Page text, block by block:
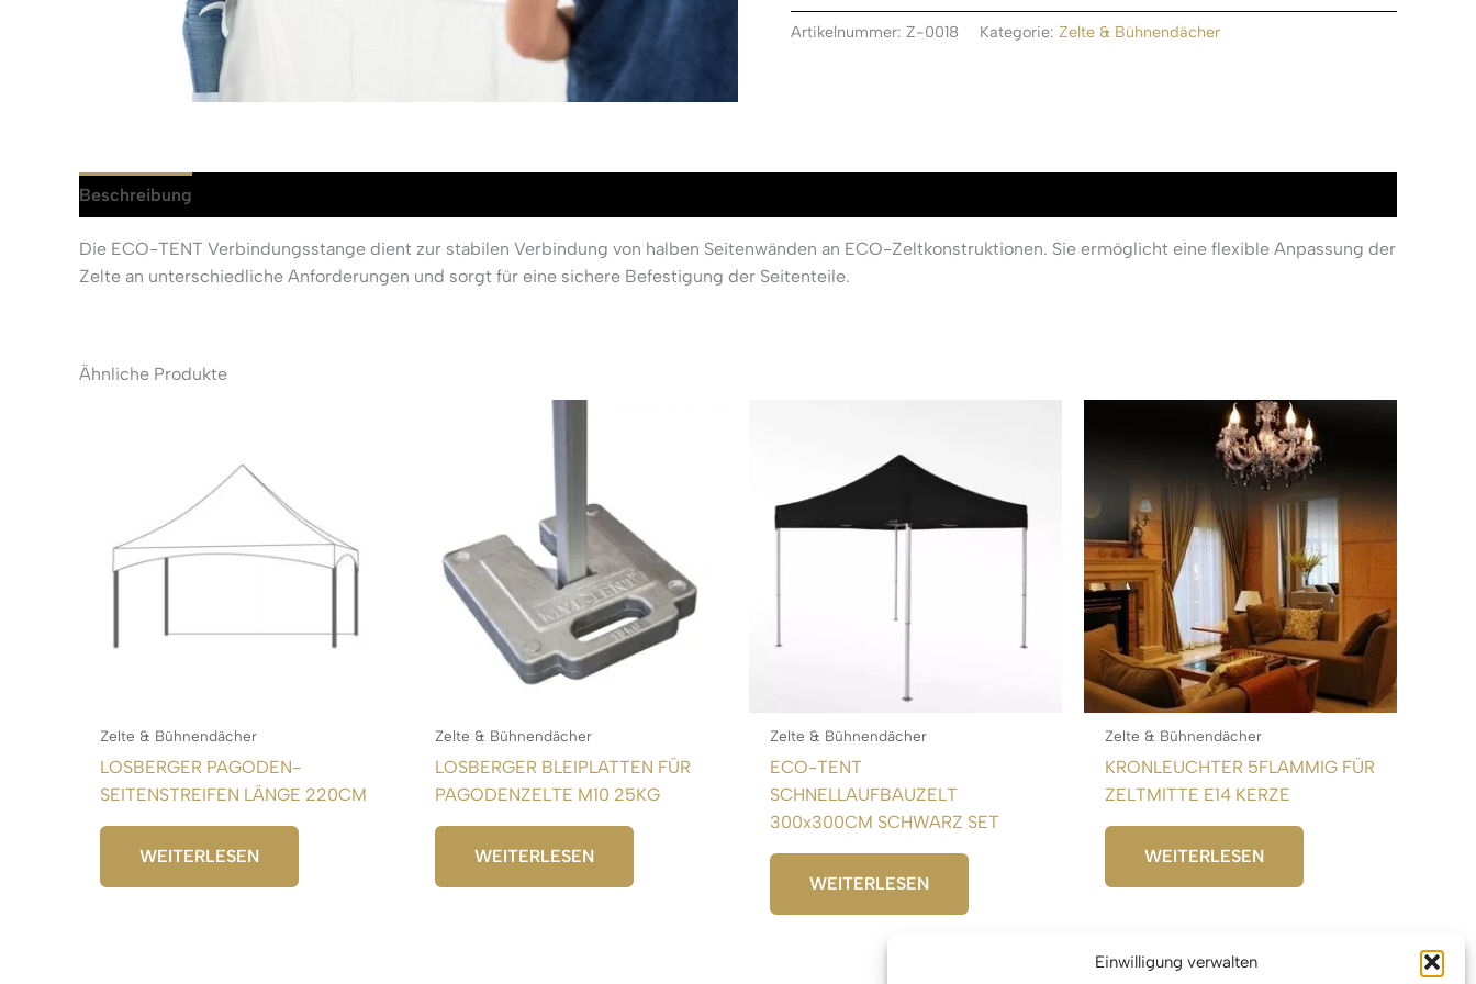
Einwilligung verwalten
Artikelnummer: Z-0018 Kategorie: Zelte & Bühnendächer
Beschreibung
Die ECO-TENT Verbindungsstange dient zur stabilen Verbindung von halben Seitenwänden an ECO-Zeltkonstruktionen. Sie ermöglicht eine flexible Anpassung der
Zelte an unterschiedliche Anforderungen und sorgt für eine sichere Befestigung der Seitenteile.
Ähnliche Produkte
Zelte & Bühnendächer
LOSBERGER PAGODEN-
SEITENSTREIFEN LÄNGE 220CM
WEITERLESEN
Zelte & Bühnendächer
LOSBERGER BLEIPLATTEN FÜR
PAGODENZELTE M10 25KG
WEITERLESEN
Zelte & Bühnendächer
ECO-TENT
SCHNELLAUFBAUZELT
300x300CM SCHWARZ SET
WEITERLESEN
Zelte & Bühnendächer
KRONLEUCHTER 5FLAMMIG FÜR
ZELTMITTE E14 KERZE
WEITERLESEN